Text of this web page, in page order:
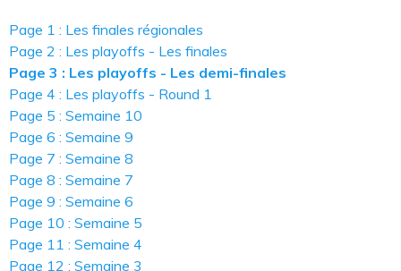
Page 1 : Les finales régionales
Page 2 : Les playoffs - Les finales
Page 3 : Les playoffs - Les demi-finales
Page 4 : Les playoffs - Round 1
Page 5 : Semaine 10
Page 6 : Semaine 9
Page 7 : Semaine 8
Page 8 : Semaine 7
Page 9 : Semaine 6
Page 10 : Semaine 5
Page 11 : Semaine 4
Page 12 : Semaine 3